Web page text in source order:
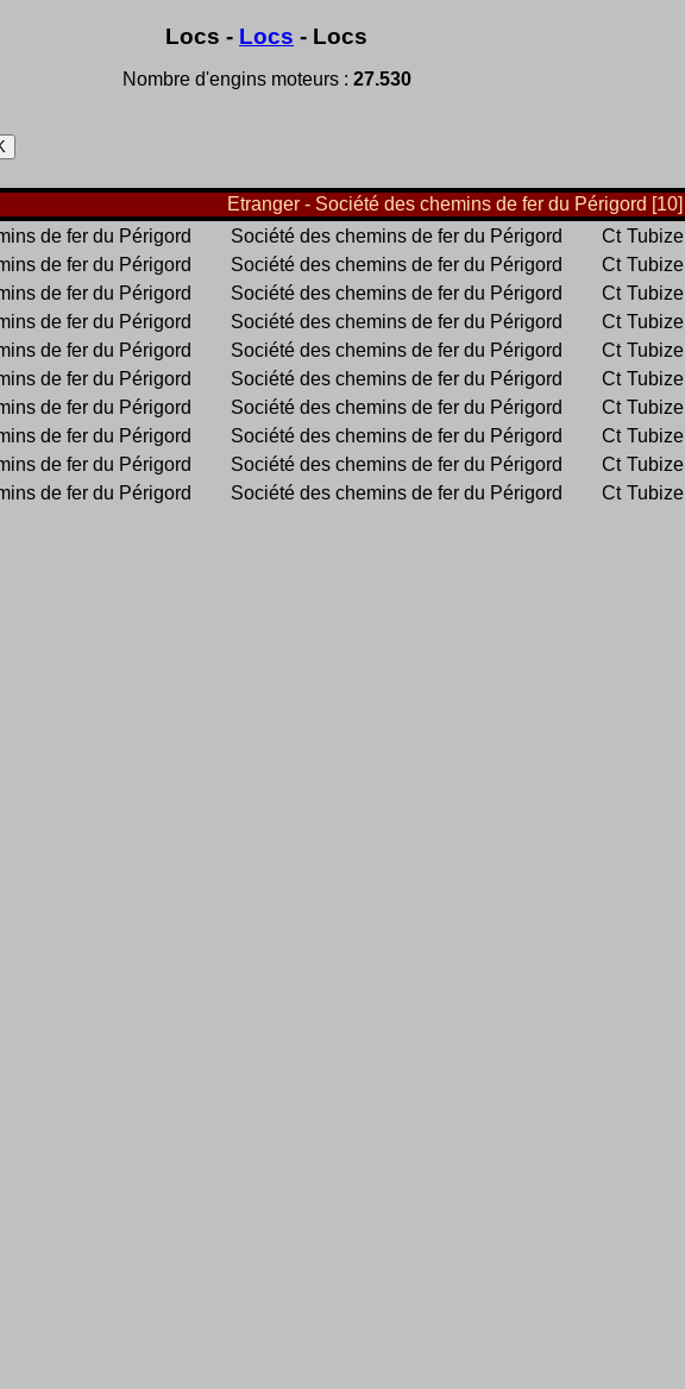
Locs - Locs - Locs
Nombre d'engins moteurs : 27.530
Etranger - Société des chemins de fer du Périgord [10]
de fer du Périgord
Société des chemins de fer du Périgord Ct Tubize
de fer du Périgord
Société des chemins de fer du Périgord Ct Tubize
de fer du Périgord
Société des chemins de fer du Périgord Ct Tubize
de fer du Périgord
Société des chemins de fer du Périgord Ct Tubize
de fer du Périgord
Société des chemins de fer du Périgord Ct Tubize
de fer du Périgord
Société des chemins de fer du Périgord Ct Tubize
de fer du Périgord
Société des chemins de fer du Périgord Ct Tubize
de fer du Périgord
Société des chemins de fer du Périgord Ct Tubize
de fer du Périgord
Société des chemins de fer du Périgord Ct Tubize
de fer du Périgord
Société des chemins de fer du Périgord Ct Tubize